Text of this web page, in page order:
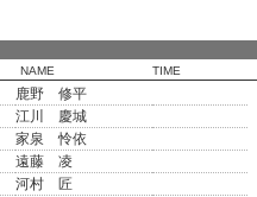
NAME TIME
鹿野 修平
江川 慶城
家泉 怜依
遠藤 凌
河村 匠